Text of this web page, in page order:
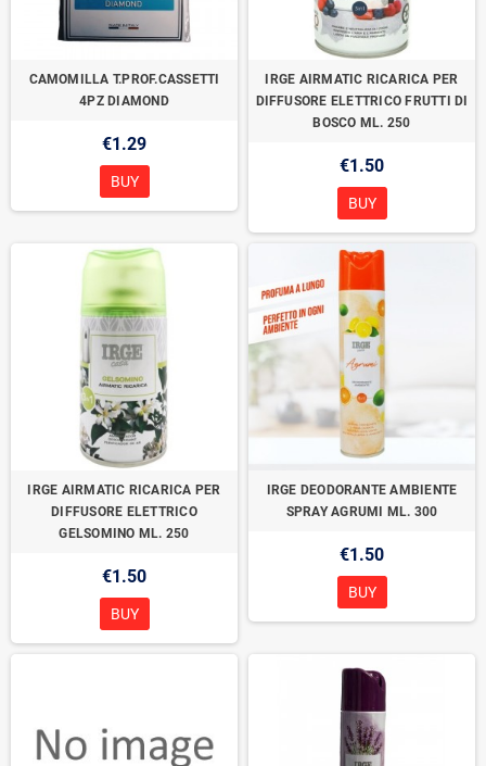
CAMOMILLA T.PROF.CASSETTI
4PZ DIAMOND
€1.29
BUY
IRGE AIRMATIC RICARICA PER
DIFFUSORE ELETTRICO FRUTTI DI
BOSCO ML. 250
€1.50
BUY
IRGE AIRMATIC RICARICA PER
DIFFUSORE ELETTRICO
GELSOMINO ML. 250
€1.50
BUY
IRGE DEODORANTE AMBIENTE
SPRAY AGRUMI ML. 300
€1.50
BUY